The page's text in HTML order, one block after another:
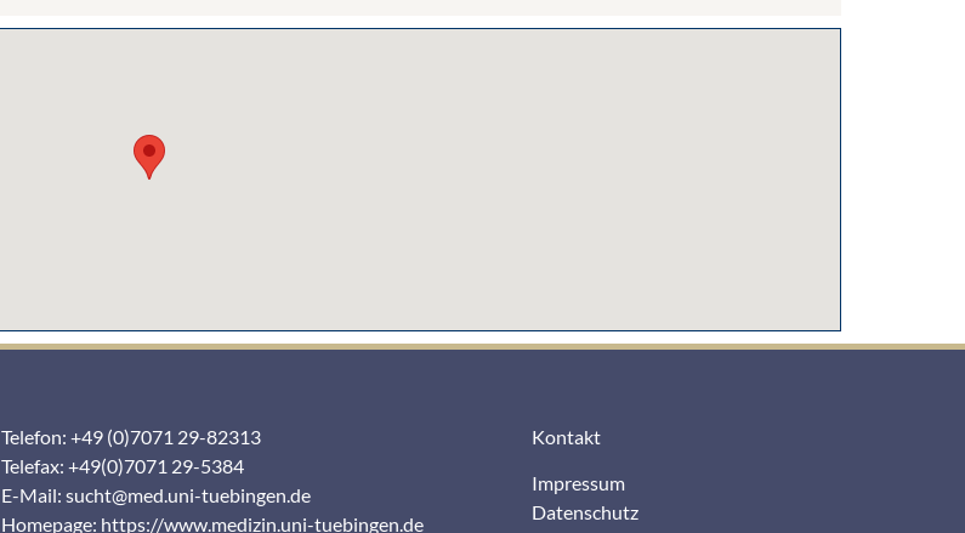
Telefon: +49 (0)7071 29-82313
Telefax: +49(0)7071 29-5384
E-Mail: sucht@med.uni-tuebingen.de
Homepage: https://www.medizin.uni-tuebingen.de
Kontakt
Impressum
Datenschutz